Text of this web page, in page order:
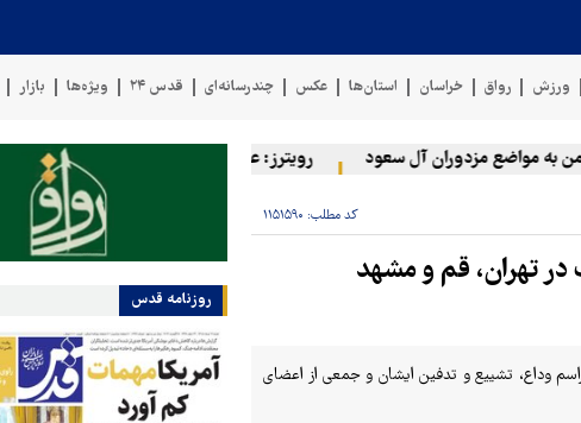
ورزش رواق خراسان استان‌ها عکس چندرسانه‌ای قدس ۲۴ ویژه‌ها بازار
مواضع مزدوران آل سعود رویترز: عربستان ۸۶ درصد از موشک‌های پاتریوت خود را استفاده کرده است
کد مطلب: ۱۱۵۱۵۹۰
در تهران، قم و مشهد
وداع، تشییع و تدفین ایشان و جمعی از اعضای
روزنامه قدس